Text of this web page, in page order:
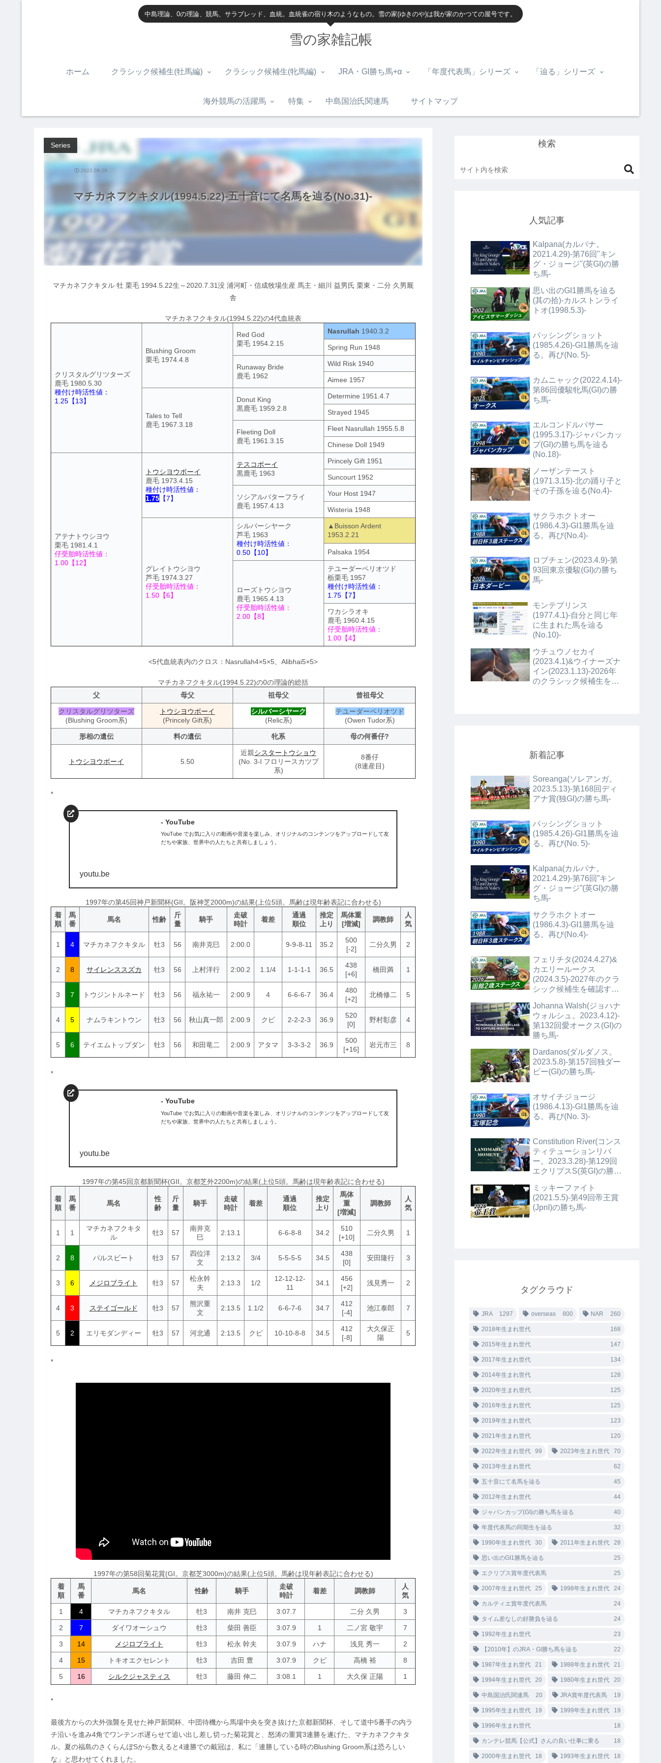
中島理論、0の理論、競馬、サラブレッド、血統。血統雀の宿り木のようなもの。雪の家(ゆきのや)は我が家のかつての屋号です。
雪の家雑記帳
ホーム クラシック候補生(牡馬編) クラシック候補生(牝馬編) JRA・GI勝ち馬+α 「年度代表馬」シリーズ 「辿る」シリーズ
海外競馬の活躍馬 特集 中島国治氏関連馬 サイトマップ
マチカネフクキタル(1994.5.22)-五十音にて名馬を辿る(No.31)-
Series
2022.09.28
マチカネフクキタル 牡 栗毛 1994.5.22生～2020.7.31没 浦河町・信成牧場生産 馬主・細川 益男氏 栗東・二分 久男厩
舎
マチカネフクキタル(1994.5.22)の4代血統表
クリスタルグリツターズ
鹿毛 1980.5.30
種付け時活性値：
1.25【13】
Blushing Groom
栗毛 1974.4.8
Red God
栗毛 1954.2.15
Nasrullah 1940.3.2
Spring Run 1948
Runaway Bride
鹿毛 1962
Wild Risk 1940
Aimee 1957
Tales to Tell
鹿毛 1967.3.18
Donut King
黒鹿毛 1959.2.8
Determine 1951.4.7
Strayed 1945
Fleeting Doll
鹿毛 1961.3.15
Fleet Nasrullah 1955.5.8
Chinese Doll 1949
アテナトウシヨウ
栗毛 1981.4.1
仔受胎時活性値：
1.00【12】
トウシヨウボーイ
鹿毛 1973.4.15
種付け時活性値：
1.75 【7】
テスコボーイ
黒鹿毛 1963
Princely Gift 1951
Suncourt 1952
ソシアルバターフライ
鹿毛 1957.4.13
Your Host 1947
Wisteria 1948
グレイトウシヨウ
芦毛 1974.3.27
仔受胎時活性値：
1.50【6】
シルバーシヤーク
芦毛 1963
種付け時活性値：
0.50【10】
▲Buisson Ardent
1953.2.21
Palsaka 1954
ローズトウシヨウ
鹿毛 1965.4.13
仔受胎時活性値：
2.00【8】
テユーダーペリオツド
栃栗毛 1957
種付け時活性値：
1.75【7】
ワカシラオキ
鹿毛 1960.4.15
仔受胎時活性値：
1.00【4】
<5代血統表内のクロス：Nasrullah4×5×5、Alibhai5×5>
マチカネフクキタル(1994.5.22)の0の理論的総括
父
母父 祖母父 曾祖母父
クリスタルグリツターズ
(Blushing Groom系)
トウシヨウボーイ
(Princely Gift系)
シルバーシヤーク
(Relic系)
テユーダーペリオツド
(Owen Tudor系)
形相の遺伝 料の遺伝 牝系 母の何番仔?
トウシヨウボーイ 5.50
近親シスタートウショウ
(No. 3-l フロリースカツプ
系)
8番仔
(8連産目)
*
- YouTube
YouTube でお気に入りの動画や音楽を楽しみ、オリジナルのコンテンツをアップロードして友
だちや家族、世界中の人たちと共有しましょう。
youtu.be
1997年の第45回神戸新聞杯(GII。阪神芝2000m)の結果(上位5頭。馬齢は現年齢表記に合わせる)
着
順
馬
番
馬名 性齢
斤
量
騎手
走破
時計
着差
通過
順位
推定
上り
馬体重
[増減]
調教師
人
気
1 4 マチカネフクキタル 牡3 56 南井克巳 2:00.0 9-9-8-11 35.2
500
[-2]
二分久男 2
2 8 サイレンススズカ 牡3 56 上村洋行 2:00.2 1.1/4 1-1-1-1 36.5
438
[+6]
橋田満 1
3 7 トウジントルネード 牡3 56 福永祐一 2:00.9 4 6-6-6-7 36.4
480
[+2]
北橋修二 5
4 5 ナムラキントウン 牡3 56 秋山真一郎 2:00.9 クビ 2-2-2-3 36.9
520
[0]
野村彰彦 4
5 6 テイエムトップダン 牡3 56 和田竜二 2:00.9 アタマ 3-3-3-2 36.9
500
[+16]
岩元市三 8
*
- YouTube
YouTube でお気に入りの動画や音楽を楽しみ、オリジナルのコンテンツをアップロードして友
だちや家族、世界中の人たちと共有しましょう。
youtu.be
1997年の第45回京都新聞杯(GII。京都芝外2200m)の結果(上位5頭。馬齢は現年齢表記に合わせる)
着
順
馬
番
馬名
性
齢
斤
量
騎手
走破
時計
着差
通過
順位
推定
上り
馬体
重
[増減]
調教師
人
気
1 1
マチカネフクキタ
ル
牡3 57
南井克
巳
2:13.1 6-6-8-8 34.2
510
[+10]
二分久男 1
2 8 パルスビート 牡3 57
四位洋
文
2:13.2 3/4 5-5-5-5 34.5
438
[0]
安田隆行 3
3 6 メジロブライト 牡3 57
松永幹
夫
2:13.3 1/2
12-12-12-
11
34.1
456
[+2]
浅見秀一 2
4 3 ステイゴールド 牡3 57
熊沢重
文
2:13.5 1.1/2 6-6-7-6 34.7
412
[-4]
池江泰郎 7
5 2 エリモダンディー 牡3 57 河北通 2:13.5 クビ 10-10-8-8 34.5
412
[-8]
大久保正
陽
5
*
1997年の第58回菊花賞(GI。京都芝3000m)の結果(上位5頭。馬齢は現年齢表記に合わせる)
着
順
馬
番
馬名 性齢 騎手
走破
時計
着差 調教師
人
気
1 4 マチカネフクキタル 牡3 南井 克巳 3:07.7 二分 久男 3
2 7 ダイワオーシュウ 牡3 柴田 善臣 3:07.9 1 二ノ宮 敬宇 7
3 14 メジロブライト 牡3 松永 幹夫 3:07.9 ハナ 浅見 秀一 2
4 15 トキオエクセレント 牡3 吉田 豊 3:07.9 クビ 高橋 裕 8
5 16 シルクジャスティス 牡3 藤田 伸二 3:08.1 1 大久保 正陽 1
*
最後方からの大外強襲を見せた神戸新聞杯、中団待機から馬場中央を突き抜けた京都新聞杯、そして道中5番手の内ラ
チ沿いを進み4角でワンテンポ遅らせて追い出し差し切った菊花賞と、怒涛の重賞3連勝を遂げた、マチカネフクキタ
ル。夏の福島のさくらんぼSから数えると4連勝での戴冠は、私に「連勝している時のBlushing Groom系は恐ろしい
な」と思わせてくれました。
検索
人気記事
Kalpana(カルパナ。
2021.4.29)-第76回"キン
グ・ジョージ"(英GI)の勝
ち馬-
思い出のGI1勝馬を辿る
(其の拾)-カルストンライ
トオ(1998.5.3)-
パッシングショット
(1985.4.26)-GI1勝馬を辿
る。再び(No. 5)-
カムニャック(2022.4.14)-
第86回優駿牝馬(GI)の勝
ち馬-
エルコンドルパサー
(1995.3.17)-ジャパンカッ
プ(GI)の勝ち馬を辿る
(No.18)-
ノーザンテースト
(1971.3.15)-北の踊り子と
その子孫を辿る(No.4)-
サクラホクトオー
(1986.4.3)-GI1勝馬を辿
る。再び(No.4)-
ロブチェン(2023.4.9)-第
93回東京優駿(GI)の勝ち
馬-
モンテプリンス
(1977.4.1)-自分と同じ年
に生まれた馬を辿る
(No.10)-
ウチュウノセカイ
(2023.4.1)&ウイナーズナ
イン(2023.1.13)-2026年
のクラシック候補生を確
新着記事
Soreanga(ソレアンガ。
2023.5.13)-第168回ディ
アナ賞(独GI)の勝ち馬-
パッシングショット
(1985.4.26)-GI1勝馬を辿
る。再び(No. 5)-
Kalpana(カルパナ。
2021.4.29)-第76回”キン
グ・ジョージ”(英GI)の勝
ち馬-
サクラホクトオー
(1986.4.3)-GI1勝馬を辿
る。再び(No.4)-
フェリチタ(2024.4.27)&
カエリールークス
(2024.3.5)-2027年のクラ
シック候補生を確認する
Johanna Walsh(ジョハナ
ウォルシュ。2023.4.12)-
第132回愛オークス(GI)の
勝ち馬-
Dardanos(ダルダノス。
2023.5.8)-第157回独ダー
ビー(GI)の勝ち馬-
オサイチジョージ
(1986.4.13)-GI1勝馬を辿
る。再び(No. 3)-
Constitution River(コンス
ティテューションリバ
ー。2023.3.28)-第129回
エクリプスS(英GI)の勝ち
ミッキーファイト
(2021.5.5)-第49回帝王賞
(JpnI)の勝ち馬-
タグクラウド
JRA 1297 overseas 800 NAR 260
2018年生まれ世代 168
2015年生まれ世代 147
2017年生まれ世代 134
2014年生まれ世代 128
2020年生まれ世代 125
2016年生まれ世代 125
2019年生まれ世代 123
2021年生まれ世代 120
2022年生まれ世代 99 2023年生まれ世代 70
2013年生まれ世代 62
五十音にて名馬を辿る 45
2012年生まれ世代 44
ジャパンカップ(GI)の勝ち馬を辿る 40
年度代表馬の同期生を辿る 32
1990年生まれ世代 30 2011年生まれ世代 28
思い出のGI1勝馬を辿る 25
エクリプス賞年度代表馬 25
2007年生まれ世代 25 1998年生まれ世代 24
カルティエ賞年度代表馬 24
タイム差なしの好勝負を辿る 24
1992年生まれ世代 23
【2010年】のJRA・GI勝ち馬を辿る 22
1987年生まれ世代 21 1988年生まれ世代 21
1994年生まれ世代 20 1980年生まれ世代 20
中島国治氏関連馬 20 JRA賞年度代表馬 19
1995年生まれ世代 19 1999年生まれ世代 19
1996年生まれ世代 18
カンテレ競馬【公式】さんの良い仕事に乗る 18
2000年生まれ世代 18 1993年生まれ世代 18